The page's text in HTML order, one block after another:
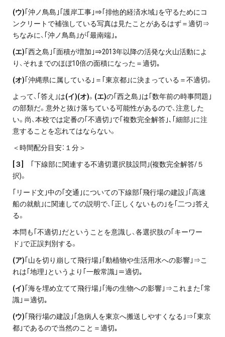
(ウ) ｢沖ノ鳥島｣｢護岸工事｣⇒｢排他的経済水域｣を守るためにコ
ンクリートで補強している写真は見たことがあるはず＝適切⇒
ちなみに、｢沖ノ鳥島｣が｢最南端｣｡
(エ) ｢西之島｣｢面積が増加｣⇒2013年以降の活発な火山活動によ
り、それまでのほぼ10倍の面積になった＝適切｡
(オ) ｢沖縄県に属している｣＝｢東京都｣に決まっている＝不適切。
よって、｢答え｣は(イ)(オ)。 (エ)の｢西之島｣は｢数年前の時事問題｣
の部類だ。意外と抜け落ちている可能性があるので、注意した
い。尚、本校では定番の｢不適切｣で｢複数完全解答｣､｢細部｣に注
意することを忘れてはならない。
＜時間配分目安：１分＞
３]
｢下線部に関連する不適切選択肢設問｣(複数完全解答/５
択)。
｢リード文｣中の｢交通｣についての下線部｢飛行場の建設｣｢高速
船の就航｣に関連しての説明で、｢正しくないもの｣を｢二つ｣答え
る。
本問も｢不適切｣だということを意識し、各選択肢の｢キーワー
ド｣で正誤判別する。
(ア) ｢山を切り崩して飛行場｣｢動植物や生活用水への影響｣⇒こ
れは｢地理｣というより｢一般常識｣＝適切｡
(イ) ｢海を埋め立てて飛行場｣｢海の生物への影響｣⇒これまた｢常
識｣＝適切｡
(ウ) ｢飛行場の建設｣｢急病人を東京へ搬送しやすくなる｣⇒｢東京
都｣であるので当然のこと＝適切｡